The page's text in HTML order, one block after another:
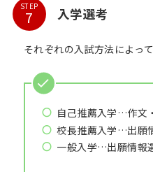
STEP 入学選考
それぞれの入試方法によっ
自己推薦入学…作文
校長推薦入学…出願
一般入学…出願情報